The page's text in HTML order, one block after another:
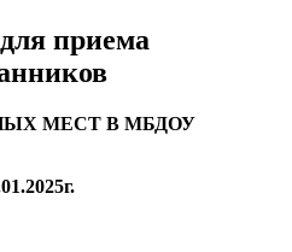
приема
МЕСТ В МБДОУ